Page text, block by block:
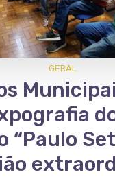
GERAL
“Paulo